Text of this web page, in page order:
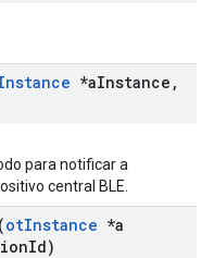
*aInstance ,
para notificar a
central BLE.
(otInstance *a
Id)